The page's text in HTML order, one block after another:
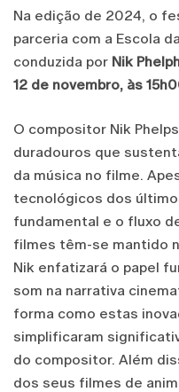
Na edição de 2024, o
parceria com a Escola
conduzida por Nik
12 de novembro, às
O compositor Nik
duradouros que
da música no filme.
tecnológicos dos
fundamental e o fluxo
filmes têm-se mantido
Nik enfatizará o papel
som na narrativa
forma como estas
simplificaram
do compositor. Além
dos seus filmes de